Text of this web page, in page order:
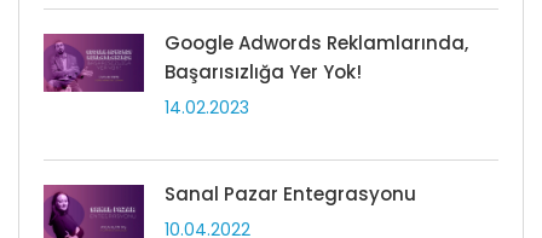
Google Adwords Reklamlarında,
Başarısızlığa Yer Yok!
14.02.2023
Sanal Pazar Entegrasyonu
10.04.2022